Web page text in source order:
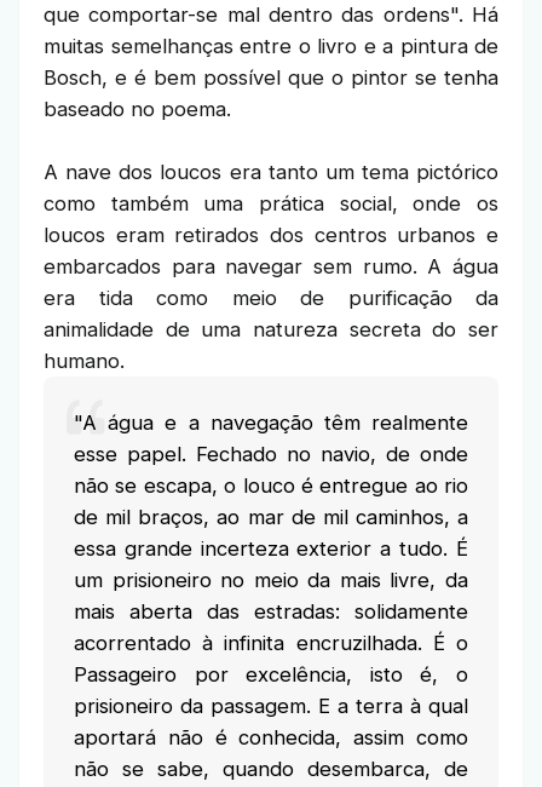
que comportar-se mal dentro das ordens". Há
muitas semelhanças entre o livro e a pintura de
Bosch, e é bem possível que o pintor se tenha
baseado no poema.
A nave dos loucos era tanto um tema pictórico
como também uma prática social, onde os
loucos eram retirados dos centros urbanos e
embarcados para navegar sem rumo. A água
era tida como meio de purificação da
animalidade de uma natureza secreta do ser
humano.
"A água e a navegação têm realmente
esse papel. Fechado no navio, de onde
não se escapa, o louco é entregue ao rio
de mil braços, ao mar de mil caminhos, a
essa grande incerteza exterior a tudo. É
um prisioneiro no meio da mais livre, da
mais aberta das estradas: solidamente
acorrentado à infinita encruzilhada. É o
Passageiro por excelência, isto é, o
prisioneiro da passagem. E a terra à qual
aportará não é conhecida, assim como
não se sabe, quando desembarca, de